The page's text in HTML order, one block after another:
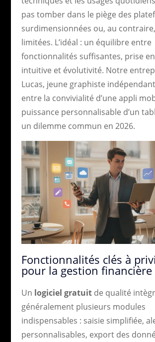
pas tomber dans le piège des
surdimensionnées ou, au
limitées. L’idéal : un équilibre entre
fonctionnalités suffisantes, prise
intuitive et évolutivité. Notre
Lucas, jeune graphiste
entre la convivialité d’une appli
puissance personnalisable d’un
un dilemme commun en 2026.
Fonctionnalités clés à
pour la gestion financière
Un logiciel gratuitde qualité
généralement plusieurs modules
indispensables : saisie simplifiée,
personnalisables, export des